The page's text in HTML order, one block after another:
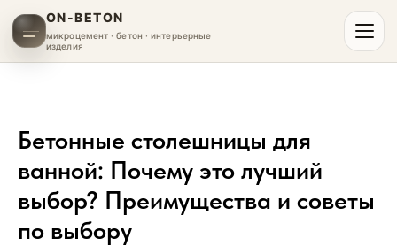
ON-BETON
микроцемент · бетон · интерьерные
изделия
Бетонные столешницы для
ванной: Почему это лучший
выбор? Преимущества и советы
по выбору